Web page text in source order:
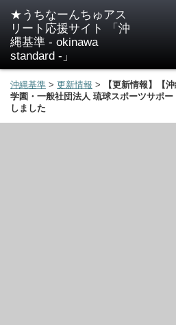
★うちなーんちゅアス
リート応援サイト 「沖
縄基準 - okinawa
standard -」
沖縄基準 > 更新情報 >
【更新情報】【
学園・一般社団法人 琉球スポーツサポ
しました